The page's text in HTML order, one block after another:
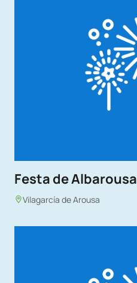
Festa de Albarousa
Vilagarcía de Arousa